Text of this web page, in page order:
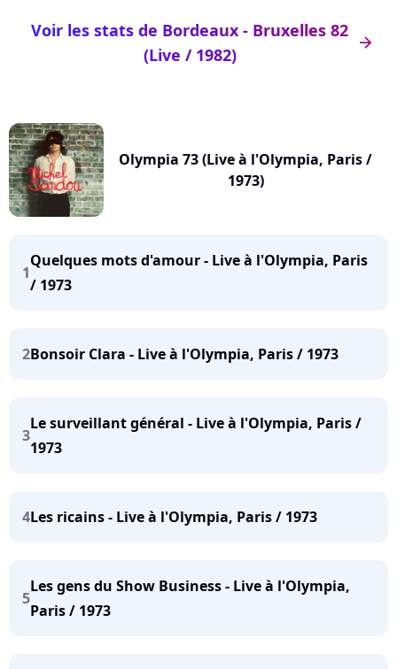
arrow_right
Voir les stats de Bordeaux - Bruxelles 82
(Live / 1982)
Olympia 73 (Live à l'Olympia, Paris /
1973)
1
Quelques mots d'amour - Live à l'Olympia, Paris
/ 1973
2Bonsoir Clara - Live à l'Olympia, Paris / 1973
3
Le surveillant général - Live à l'Olympia, Paris /
1973
4Les ricains - Live à l'Olympia, Paris / 1973
5
Les gens du Show Business - Live à l'Olympia,
Paris / 1973